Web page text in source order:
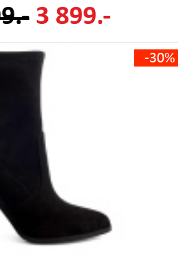
3 899.-
-30%